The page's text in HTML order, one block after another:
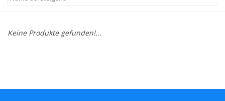
Geschenke
Bar & Wein
Keine Produkte gefunden!...